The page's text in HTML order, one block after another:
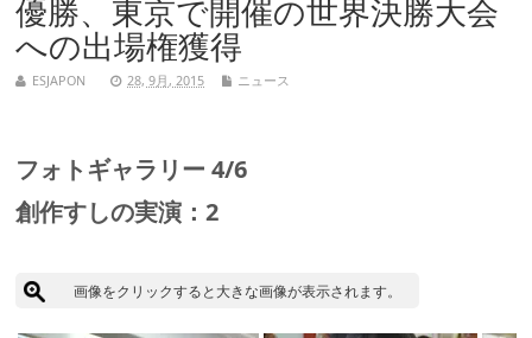
優勝、東京で開催の世界決勝大会
への出場権獲得
ESJAPON 28, 9月, 2015 ニュース
フォトギャラリー 4/6
創作すしの実演：2
画像をクリックすると大きな画像が表示されます。